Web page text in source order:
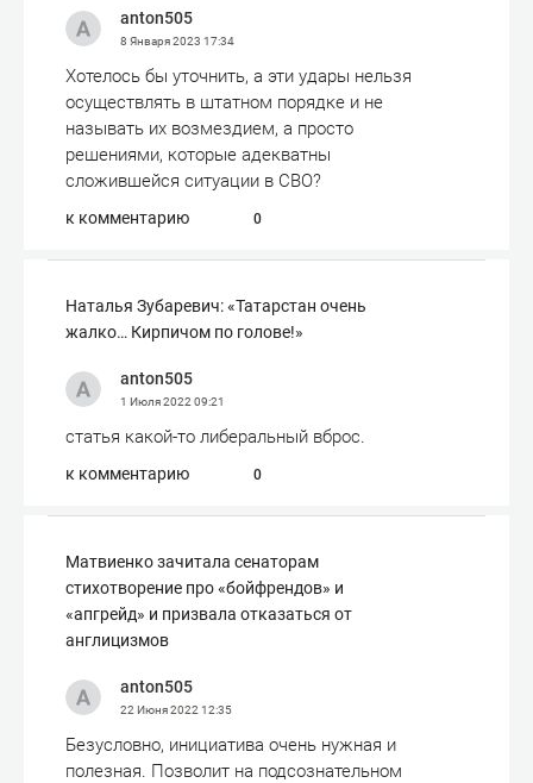
anton505
8 Января 2023 17:34
Хотелось бы уточнить, а эти удары нельзя
осуществлять в штатном порядке и не
называть их возмездием, а просто
решениями, которые адекватны
сложившейся ситуации в СВО?
к комментарию 0
Наталья Зубаревич: «Татарстан очень
жалко… Кирпичом по голове!»
anton505
1 Июля 2022 09:21
статья какой-то либеральный вброс.
к комментарию 0
Матвиенко зачитала сенаторам
стихотворение про «бойфрендов» и
«апгрейд» и призвала отказаться от
англицизмов
anton505
22 Июня 2022 12:35
Безусловно, инициатива очень нужная и
полезная. Позволит на подсознательном